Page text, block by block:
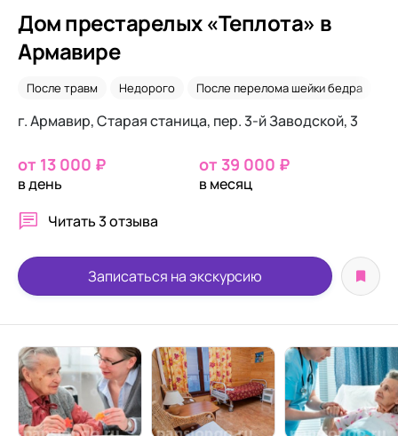
Дом престарелых «Теплота» в
Армавире
После травм Недорого После перелома шейки бедра
г. Армавир, Старая станица, пер. 3-й Заводской, 3
от 13 000 ₽
в день
от 39 000 ₽
в месяц
Читать3 отзыва
Записаться на экскурсию